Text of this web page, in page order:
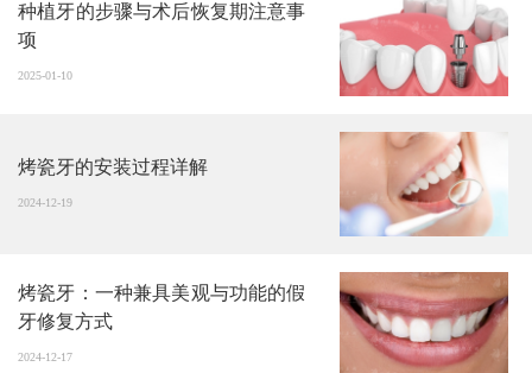
种植牙的步骤与术后恢复期注意事
项
2025-01-10
烤瓷牙的安装过程详解
2024-12-19
烤瓷牙：一种兼具美观与功能的假
牙修复方式
2024-12-17